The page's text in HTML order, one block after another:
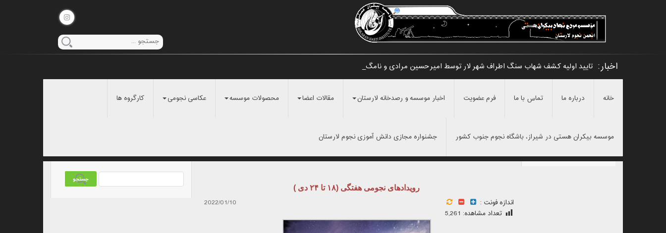
اخبار: تایید اولیه کشف شهاب سنگ اطراف شهر لار توسط امیرحسین مرادی و نامگذاری آن به _
خانه درباره ما تماس با ما فرم عضویت اخبار موسسه و رصدخانه لارستان مقالات اعضا محصولات موسسه عکاسی نجومی کارگروه ها
موسسه بیکران هستی در شیراز، باشگاه نجوم جنوب کشور جشنواره مجازی دانش آموزی نجوم لارستان
رویدادهای نجومی هفتگی (۱۸ تا ۲۴ دی )
اندازه فونت :
2022/01/10
تعداد مشاهده: 5,261